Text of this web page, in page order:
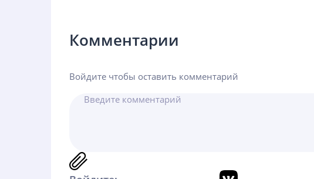
Комментарии
Войдите чтобы оставить комментарий